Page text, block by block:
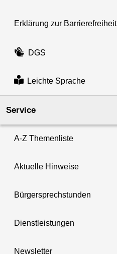
Erklärung zur Barrierefreiheit
DGS
Leichte Sprache
Service
A-Z Themenliste
Aktuelle Hinweise
Bürgersprechstunden
Dienstleistungen
Newsletter